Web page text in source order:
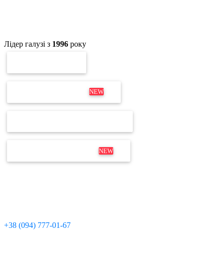
Лідер галузі з 1996 року
ОНОВЛЕННЯ MEDOCNEW
ДИСТРИБУТИВ М.Е.DOCNEW
+38 (094) 777-01-67